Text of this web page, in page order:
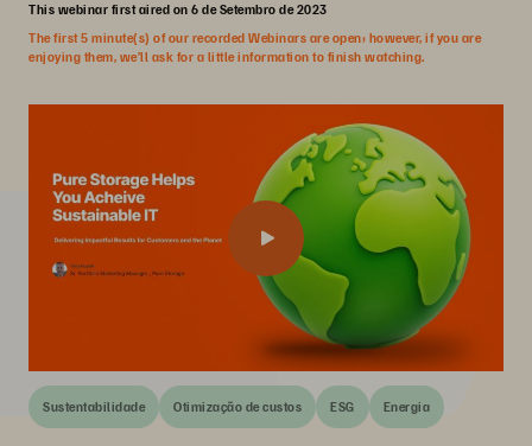
This webinar first aired on 6 de Setembro de 2023
The first 5 minute(s) of our recorded Webinars are open; however, if you are
enjoying them, we’ll ask for a little information to finish watching.
Sustentabilidade Otimização de custos ESG Energia